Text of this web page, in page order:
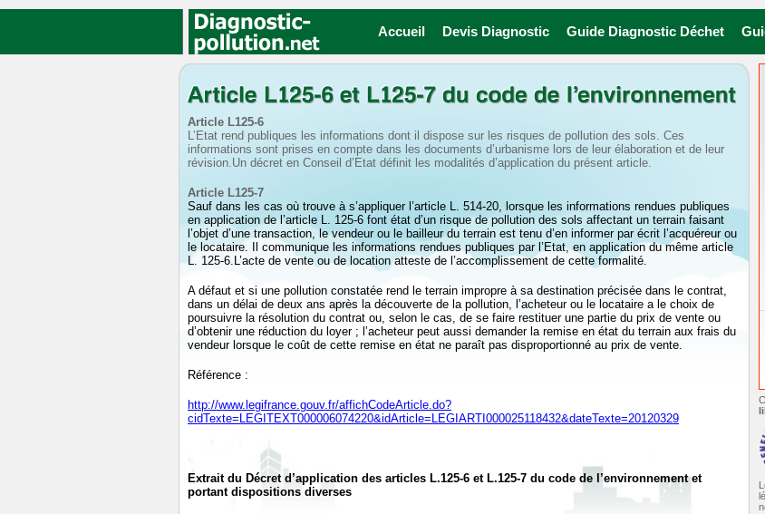
Alarme Accueil Devis Diagnostic Guide Diagnostic Déchet
Article L125-6
L’Etat rend publiques les informations dont il dispose sur les risques de pollution des sols. Ces
informations sont prises en compte dans les documents d’urbanisme lors de leur élaboration et de leur
révision.Un décret en Conseil d’Etat définit les modalités d’application du présent article.
Article L125-7
Sauf dans les cas où trouve à s’appliquer l’article L. 514-20, lorsque les informations rendues publiques
en application de l’article L. 125-6 font état d’un risque de pollution des sols affectant un terrain faisant
l’objet d’une transaction, le vendeur ou le bailleur du terrain est tenu d’en informer par écrit l’acquéreur ou
le locataire. Il communique les informations rendues publiques par l’Etat, en application du même article
L. 125-6.L’acte de vente ou de location atteste de l’accomplissement de cette formalité.
A défaut et si une pollution constatée rend le terrain impropre à sa destination précisée dans le contrat,
dans un délai de deux ans après la découverte de la pollution, l’acheteur ou le locataire a le choix de
poursuivre la résolution du contrat ou, selon le cas, de se faire restituer une partie du prix de vente ou
d’obtenir une réduction du loyer ; l’acheteur peut aussi demander la remise en état du terrain aux frais du
vendeur lorsque le coût de cette remise en état ne paraît pas disproportionné au prix de vente.
Référence :
http://www.legifrance.gouv.fr/affichCodeArticle.do?
cidTexte=LEGITEXT000006074220&idArticle=LEGIARTI000025118432&dateTexte=20120329
Extrait du Décret d’application des articles L.125-6 et L.125-7 du code de l’environnement et
portant dispositions diverses